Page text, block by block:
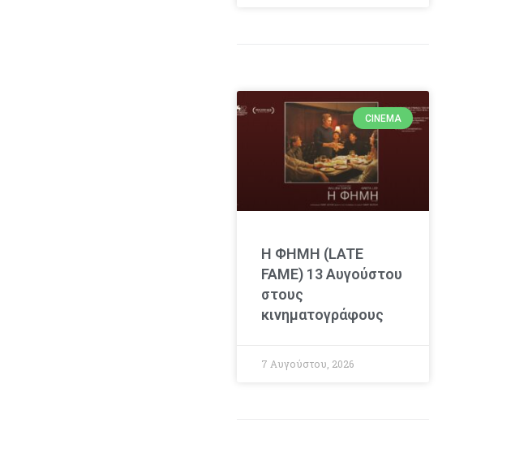
CINEMA
Η ΦΗΜΗ (LATE
FAME) 13 Αυγούστου
στους
κινηματογράφους
7 Αυγούστου, 2026